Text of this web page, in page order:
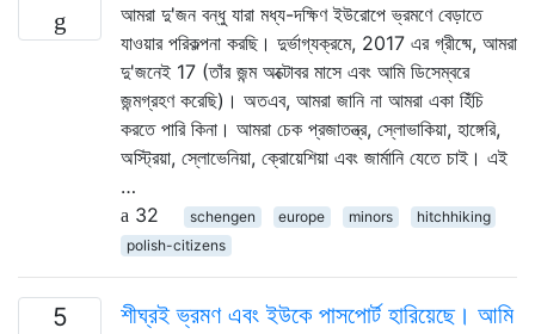
আমরা দু'জন বন্ধু যারা মধ্য-দক্ষিণ ইউরোপে ভ্রমণে বেড়াতে
যাওয়ার পরিকল্পনা করছি। দুর্ভাগ্যক্রমে, 2017 এর গ্রীষ্মে, আমরা
দু'জনেই 17 (তাঁর জন্ম অক্টোবর মাসে এবং আমি ডিসেম্বরে
জন্মগ্রহণ করেছি)। অতএব, আমরা জানি না আমরা একা হিঁচি
করতে পারি কিনা। আমরা চেক প্রজাতন্ত্র, স্লোভাকিয়া, হাঙ্গেরি,
অস্ট্রিয়া, স্লোভেনিয়া, ক্রোয়েশিয়া এবং জার্মানি যেতে চাই। এই
…
32
schengen europe minors
hitchhiking
polish-citizens
5
শীঘ্রই ভ্রমণ এবং ইউকে পাসপোর্ট হারিয়েছে। আমি